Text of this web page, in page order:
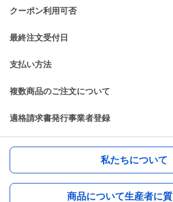
クーポン利用可否
最終注文受付日
支払い方法
複数商品のご注文について
適格請求書発行事業者登録
私たちについて
商品について生産者に